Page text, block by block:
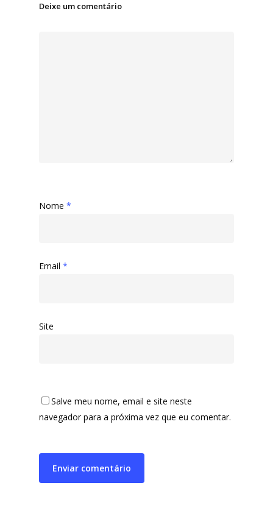
Deixe um comentário
Nome *
Email *
Site
Salve meu nome, email e site neste
navegador para a próxima vez que eu comentar.